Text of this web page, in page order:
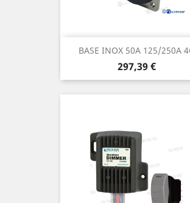
BASE INOX 50A 125/250A
Prix
297,39 €